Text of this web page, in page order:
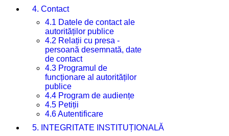
4. Contact
4.1 Datele de contact ale
autorităților publice
4.2 Relații cu presa -
persoană desemnată, date
de contact
4.3 Programul de
funcționare al autorităților
publice
4.4 Program de audiențe
4.5 Petiții
4.6 Autentificare
5. INTEGRITATE INSTITUȚIONALĂ